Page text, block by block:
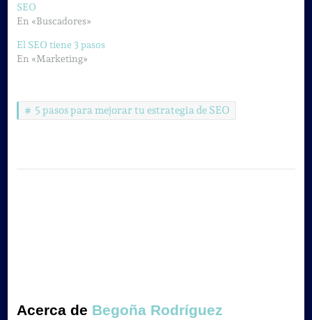
SEO
En «Buscadores»
El SEO tiene 3 pasos
En «Marketing»
5 pasos para mejorar tu estrategia de SEO
Acerca de Begoña Rodríguez